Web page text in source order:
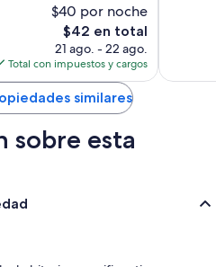
$40 por noche
El
precio
actual
es
de
$42
$42 en total
21 ago. - 22 ago.
Total con impuestos y cargos
similares
sobre esta